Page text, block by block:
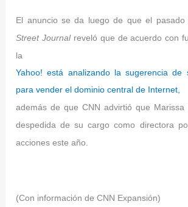
El anuncio se da luego de que el pasado
Street Journalreveló que de acuerdo con
la
Yahoo! está analizando la sugerencia de
para vender el dominio central de Internet,
además de que CNN advirtió que
despedida de su cargo como directora
acciones este año.
(Con información de CNN Expansión)